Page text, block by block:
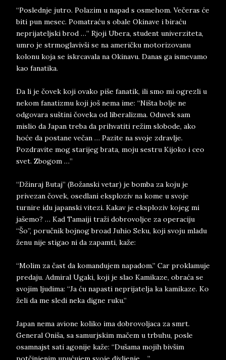
“Poslednje jutro. Polazim u napad s osmehom. Večeras će
biti pun mesec. Pomatraću s obale Okinave i biraću
neprijateljski brod …” Rjoji Ubera, student univerziteta,
umro je strmoglavivši se na američku motorizovanu
kolonu koja se iskrcavala na Okinavu. Danas ga ismevamo
kao fanatika.
Da li je čovek koji ovako piše fanatik, ili smo mi ogrezli u
nekom fanatizmu koji još nema ime: “Ništa bolje ne
odgovara suštini čoveka od liberalizma. Oduvek sam
mislio da Japan treba da prihvatiti režim slobode, ako
hoće da postane večan … Pazite na svoje zdravlje.
Pozdravite mog starijeg brata, moju sestru Kijoko i ceo
svet. Zbogom …”
“Džinraj Butaj” (Božanski vetar) je bomba za koju je
privezan čovek, osedlani eksploziv na kome u svoje
turnire idu japanski vitezi. Kakav je eksploziv kojeg mi
jašemo? … Kad Tamaiji traži dobrovoljce za operaciju
“Šo”, poručnik bojnog broad Juhio Seku, koji svoju mladu
ženu nije stigao ni da zapamti, kaže:
“Molim za čast da komandujem napadom.” Car proklamuje
predaju. Admiral Ugaki, koji je slao Kamikaze, obraća se
svojim ljudima: “Ja ću napasti neprijatelja ka kamikaze. Ko
želi da me sledi neka digne ruku.”
Japan nema avione koliko ima dobrovoljaca za smrt.
General Oniša, sa samurjskim mačem u trbuhu, posle
osamnajst sati agonije kaže: “Dušama mojih bivšim